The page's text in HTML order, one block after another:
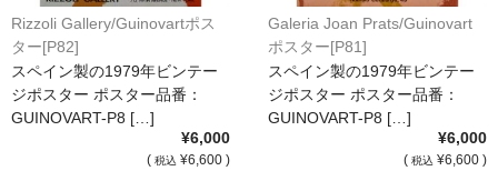
Rizzoli Gallery/Guinovartポス
ター[P82]
スペイン製の1979年ビンテー
ジポスター ポスター品番：
GUINOVART-P8 […]
¥6,000
( 税込 ¥6,600 )
Galeria Joan Prats/Guinovart
ポスター[P81]
スペイン製の1979年ビンテー
ジポスター ポスター品番：
GUINOVART-P8 […]
¥6,000
( 税込 ¥6,600 )